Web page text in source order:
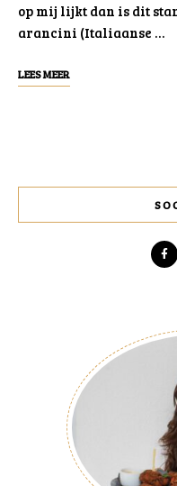
op mij lijkt dan is dit
arancini (Italiaanse …
LEES MEER